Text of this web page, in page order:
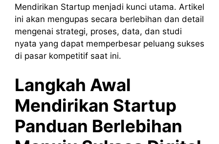
Mendirikan Startup menjadi kunci utama. Artikel
ini akan mengupas secara berlebihan dan detail
mengenai strategi, proses, data, dan studi
nyata yang dapat memperbesar peluang sukses
di pasar kompetitif saat ini.
Langkah Awal
Mendirikan Startup
Panduan Berlebihan